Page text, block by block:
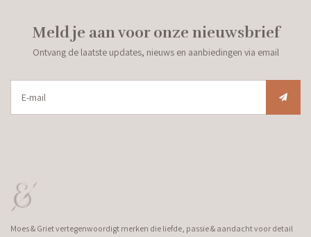
Meld je aan voor onze nieuwsbrief
Ontvang de laatste updates, nieuws en aanbiedingen via email
Moes & Griet vertegenwoordigt merken die liefde, passie & aandacht voor detail